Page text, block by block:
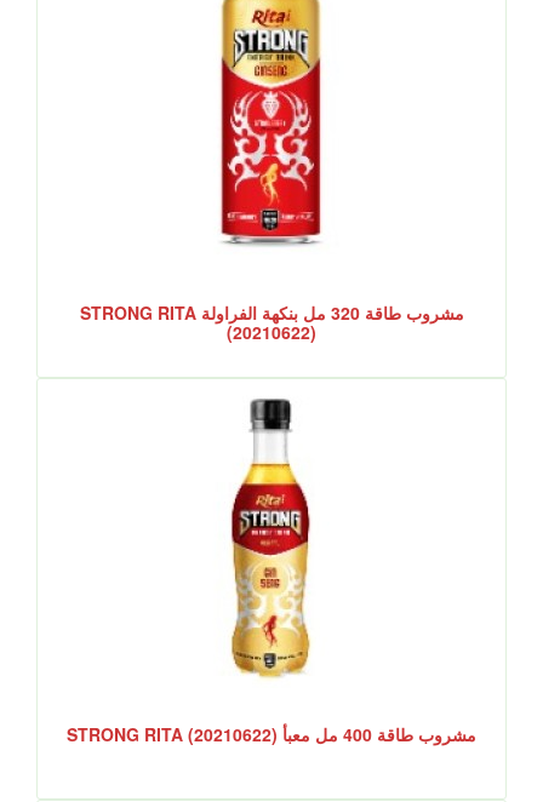
مشروب طاقة 320 مل بنكهة الفراولة STRONG RITA
(20210622)
مشروب طاقة 400 مل معبأ STRONG RITA (20210622)